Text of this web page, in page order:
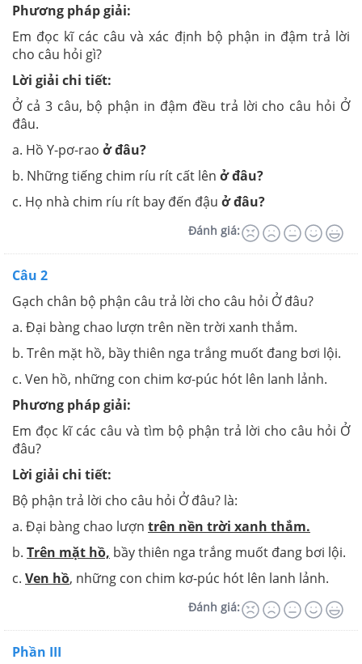
Phương pháp giải:
Em đọc kĩ các câu và xác định bộ phận in đậm trả lời
cho câu hỏi gì?
Lời giải chi tiết:
Ở cả 3 câu, bộ phận in đậm đều trả lời cho câu hỏi Ở
đâu.
a. Hồ Y-pơ-rao ở đâu?
b. Những tiếng chim ríu rít cất lên ở đâu?
c. Họ nhà chim ríu rít bay đến đậu ở đâu?
Đánh giá:
Câu 2
Gạch chân bộ phận câu trả lời cho câu hỏi Ở đâu?
a. Đại bàng chao lượn trên nền trời xanh thắm.
b. Trên mặt hồ, bầy thiên nga trắng muốt đang bơi lội.
c. Ven hồ, những con chim kơ-púc hót lên lanh lảnh.
Phương pháp giải:
Em đọc kĩ các câu và tìm bộ phận trả lời cho câu hỏi Ở
đâu?
Lời giải chi tiết:
Bộ phận trả lời cho câu hỏi Ở đâu? là:
a. Đại bàng chao lượn trên nền trời xanh thắm.
b. Trên mặt hồ, bầy thiên nga trắng muốt đang bơi lội.
c. Ven hồ, những con chim kơ-púc hót lên lanh lảnh.
Đánh giá:
Phần III